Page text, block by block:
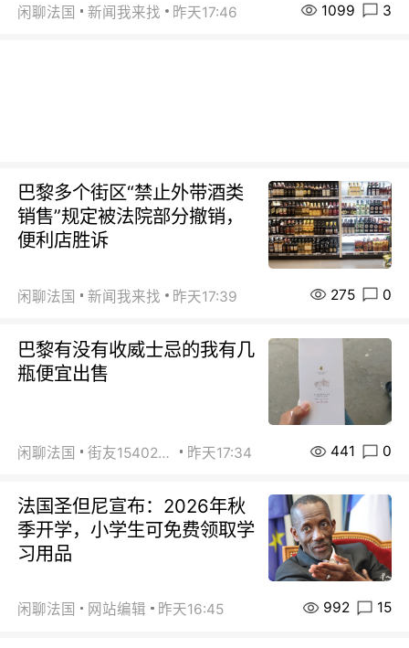
闲聊法国 新闻我来找 昨天17:46 1099 3
巴黎多个街区“禁止外带酒类
销售”规定被法院部分撤销，
便利店胜诉
闲聊法国 新闻我来找 昨天17:39 275 0
巴黎有没有收威士忌的我有几
瓶便宜出售
闲聊法国 街友15402223 昨天17:34 441 0
法国圣但尼宣布：2026年秋
季开学，小学生可免费领取学
习用品
闲聊法国 网站编辑 昨天16:45 992 15